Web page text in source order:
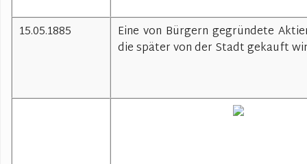
15.05.1885
Eine von Bürgern gegründete
die später von der Stadt gekauft